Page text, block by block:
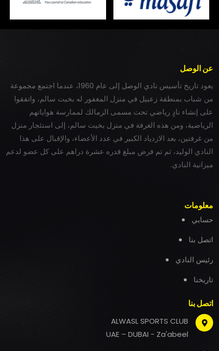
عن الوصل
يعود تاريخ تأسيس نادي الوصل إلى عام 1960، عندما اجتمع مجموعة
من شباب بمنطقة زعبيل في منزل المغفور له بخيت سالم، واتفقوا
على إنشاء نادٍ رياضي تحت مسمى الزمالك لممارسة هواياتهم
الرياضية، ومن هذه الغرفة في منزل بخيت سالم، إلى استئجار منزل
من غرفتين، بعد الازدياد الكبير في عدد الأعضاء، والإقبال على هذا
النادي الوليد، ثم تم فرض مبلغ قدره عشرة دراهم على كل عضو لدعم
ميزانية النادي.
معلومات
حسابي
اتصل بنا
رئيس النادي
تاريخنا
اتصل بنا
ALWASL SPORTS CLUB
UAE – DUBAI - Za'abeel